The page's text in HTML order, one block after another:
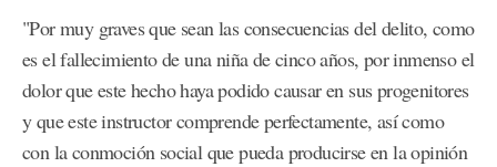
"Por muy graves que sean las consecuencias del delito, como
es el fallecimiento de una niña de cinco años, por inmenso el
dolor que este hecho haya podido causar en sus progenitores
y que este instructor comprende perfectamente, así como
con la conmoción social que pueda producirse en la opinión